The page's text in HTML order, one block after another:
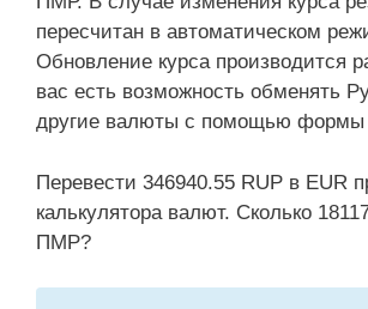
пересчитан в автоматическом
Обновление курса производится
вас есть возможность обменять
другие валюты с помощью формы
Перевести 346940.55 RUP в EUR
калькулятора валют. Сколько
ПМР?